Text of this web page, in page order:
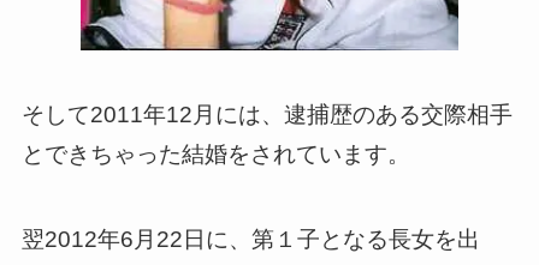
そして2011年12月には、逮捕歴のある交際相手
とできちゃった結婚をされています。
翌2012年6月22日に、第１子となる長女を出